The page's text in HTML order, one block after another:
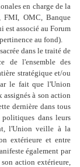
en charge de la
FMI, OMC, Banque
est associé au Forum
au fond).
dans le traité de
de l'ensemble des
stratégique et/ou
le fait que l'Union
à son action
dernière dans tous
dans leurs
l'Union veille à la
extérieure et entre
également par
action extérieure,